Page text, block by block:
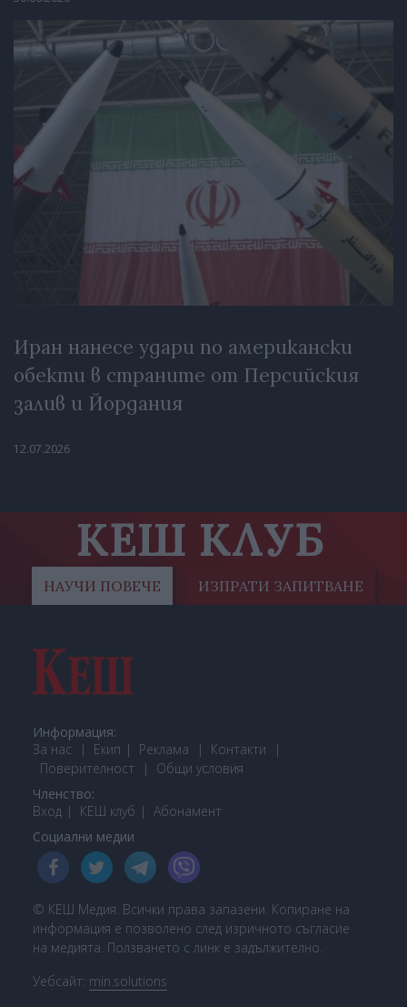
Иран нанесе удари по американски
обекти в страните от Персийския
залив и Йордания
12.07.2026
КЕШ КЛУБ
НАУЧИ ПОВЕЧЕ ИЗПРАТИ ЗАПИТВАНЕ
Информация:
За нас
Екип Реклама
Контакти
Поверителност
Общи условия
Членство:
Вход
КЕШ клуб Абонамент
Социални медии
© КЕШ Медия. Всички права запазени. Копиране на
информация е позволено след изричното съгласие
на медията. Ползването с линк е задължително.
Уебсайт: min.solutions